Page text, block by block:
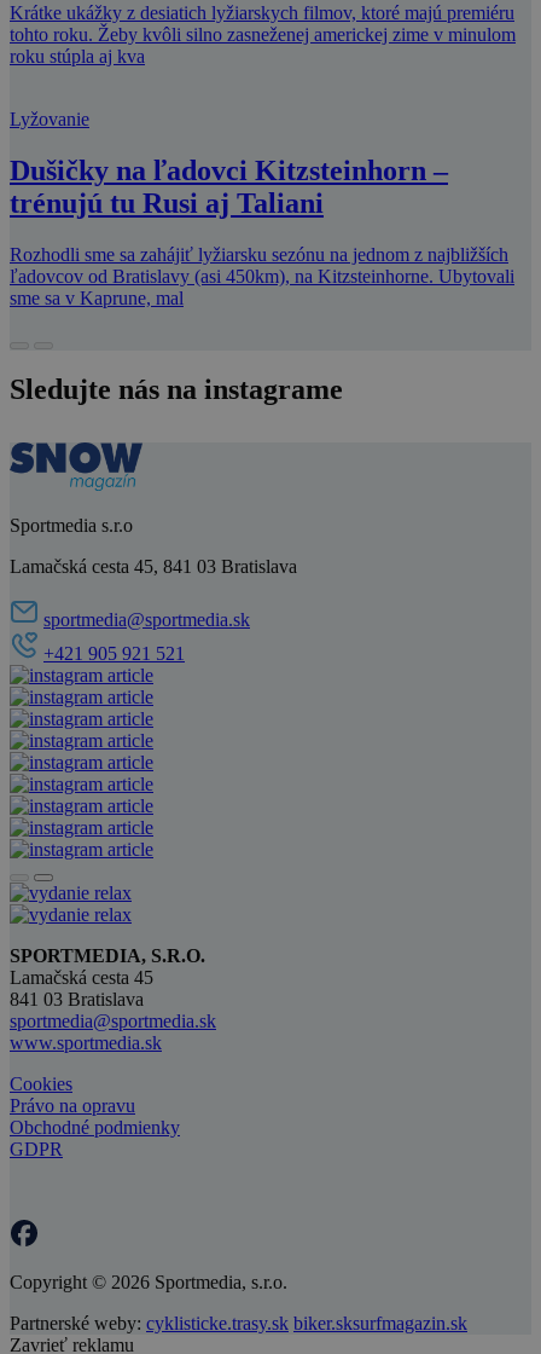
Krátke ukážky z desiatich lyžiarskych filmov, ktoré majú premiéru
tohto roku. Žeby kvôli silno zasneženej americkej zime v minulom
roku stúpla aj kva
Lyžovanie
Dušičky na ľadovci Kitzsteinhorn –
trénujú tu Rusi aj Taliani
Rozhodli sme sa zahájiť lyžiarsku sezónu na jednom z najbližších
ľadovcov od Bratislavy (asi 450km), na Kitzsteinhorne. Ubytovali
sme sa v Kaprune, mal
Sledujte nás na instagrame
Sportmedia s.r.o
Lamačská cesta 45, 841 03 Bratislava
sportmedia@sportmedia.sk
+421 905 921 521
SPORTMEDIA, S.R.O.
Lamačská cesta 45
841 03 Bratislava
sportmedia@sportmedia.sk
www.sportmedia.sk
Cookies
Právo na opravu
Obchodné podmienky
GDPR
Copyright © 2026 Sportmedia, s.r.o.
Partnerské weby: cyklisticke.trasy.sk biker.sksurfmagazin.sk
Zavrieť reklamu